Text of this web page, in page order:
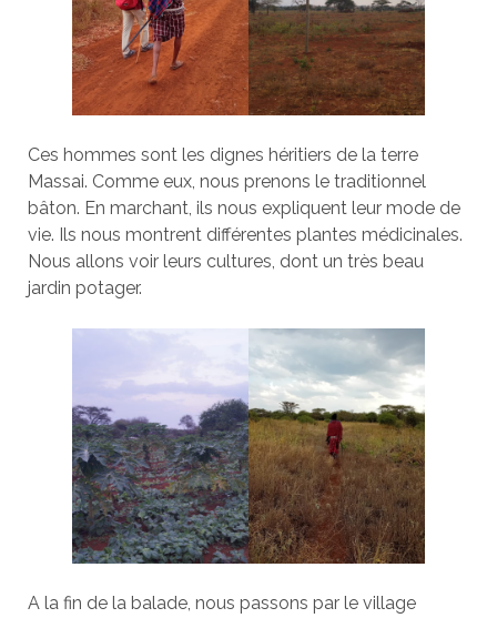
Ces hommes sont les dignes héritiers de la terre
Massai. Comme eux, nous prenons le traditionnel
bâton. En marchant, ils nous expliquent leur mode de
vie. Ils nous montrent différentes plantes médicinales.
Nous allons voir leurs cultures, dont un très beau
jardin potager.
A la fin de la balade, nous passons par le village